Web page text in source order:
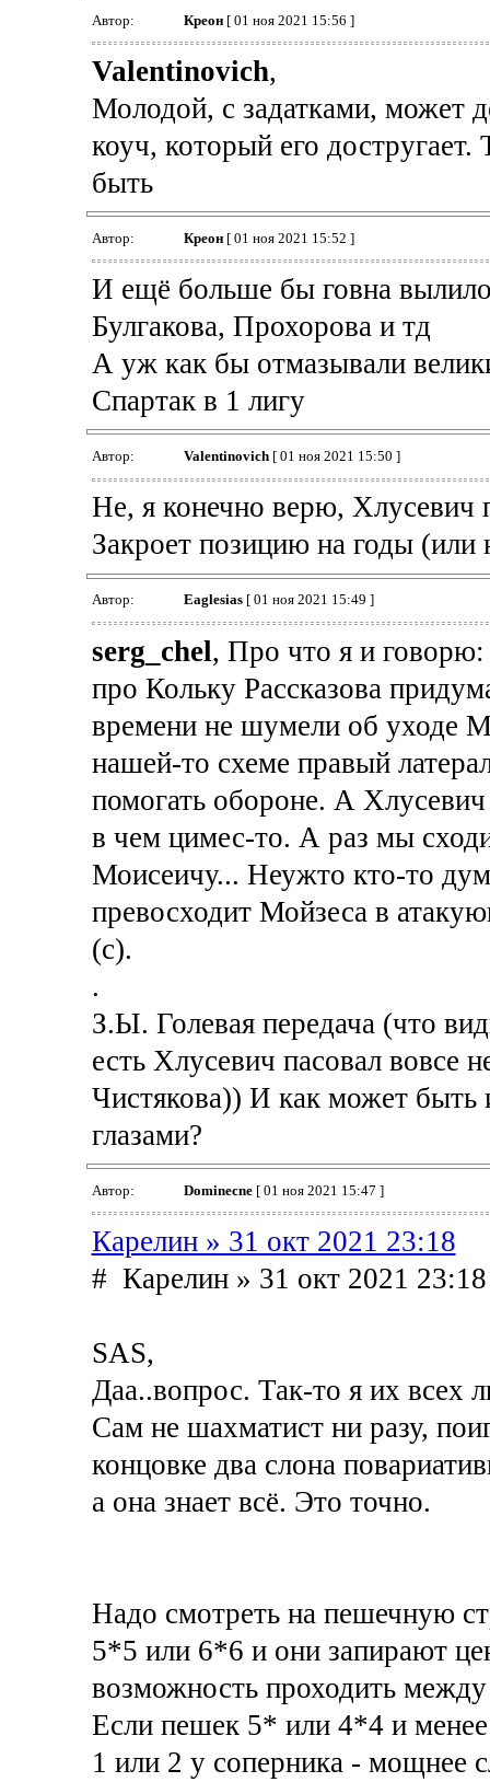
Автор: Креон[ 01 ноя 2021 15:56 ]
Valentinovich,
Молодой, с задатками, может
коуч, который его
быть
Автор: Креон[ 01 ноя 2021 15:52 ]
И ещё больше бы говна
Булгакова, Прохорова и тд
А уж как бы отмазывали
Спартак в 1 лигу
Автор: Valentinovich[ 01 ноя 2021 15:50 ]
Не, я конечно верю, Хлусевич
Закроет позицию на годы (или
Автор: Eaglesias[ 01 ноя 2021 15:49 ]
serg_chel, Про что я и
про Кольку Рассказова
времени не шумели об уходе
нашей-то схеме правый
помогать обороне. А
в чем цимес-то. А раз мы
Моисеичу... Неужто кто-то
превосходит Мойзеса в
(с).
.
З.Ы. Голевая передача (что
есть Хлусевич пасовал вовсе
Чистякова)) И как может быть
глазами?
Автор: Dominecne[ 01 ноя 2021 15:47 ]
Карелин » 31 окт 2021 23:18
# Карелин » 31 окт 2021 23:18
SAS,
Даа..вопрос. Так-то я их всех
Сам не шахматист ни разу,
концовке два слона
а она знает всё. Это точно.
Надо смотреть на пешечную
5*5 или 6*6 и они запирают
возможность проходить
Если пешек 5* или 4*4 и
1 или 2 у соперника - мощнее